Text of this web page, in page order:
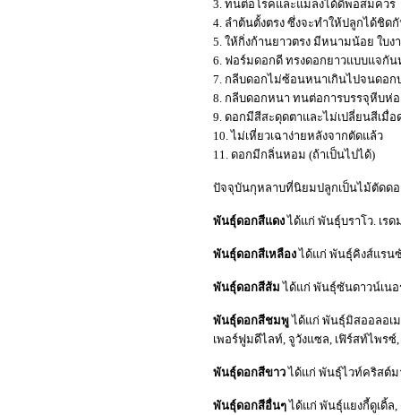
3. ทนต่อโรคและแมลงได้ดีพอสมควร
4. ลำต้นตั้งตรง ซึ่งจะทำให้ปลูกได้ชิด
5. ให้กิ่งก้านยาวตรง มีหนามน้อย ใบง
6. ฟอร์มดอกดี ทรงดอกยาวแบบแจกั
7. กลีบดอกไม่ซ้อนหนาเกินไปจนดอก
8. กลีบดอกหนา ทนต่อการบรรจุหีบห่
9. ดอกมีสีสะดุดตาและไม่เปลี่ยนสีเมื่อ
10. ไม่เหี่ยวเฉาง่ายหลังจากตัดแล้ว
11. ดอกมีกลิ่นหอม (ถ้าเป็นไปได้)
ปัจจุบันกุหลาบที่นิยมปลูกเป็นไม้ตัดด
พันธุ์ดอกสีแดงได้แก่ พันธุ์บราโว. เร
พันธุ์ดอกสีเหลืองได้แก่ พันธุ์คิงส์แรน
พันธุ์ดอกสีส้ม ได้แก่ พันธุ์ซันดาวน์เน
พันธุ์ดอกสีชมพูได้แก่ พันธุ์มิสออลอเม
เพอร์ฟูมดีไลท์, จูวังแซล, เฟิร์สท์ไพรซ์
พันธุ์ดอกสีขาวได้แก่ พันธุ์ไวท์คริสต์ม
พันธุ์ดอกสีอื่นๆได้แก่ พันธุ์แยงกี้ดูเดิ้ล,